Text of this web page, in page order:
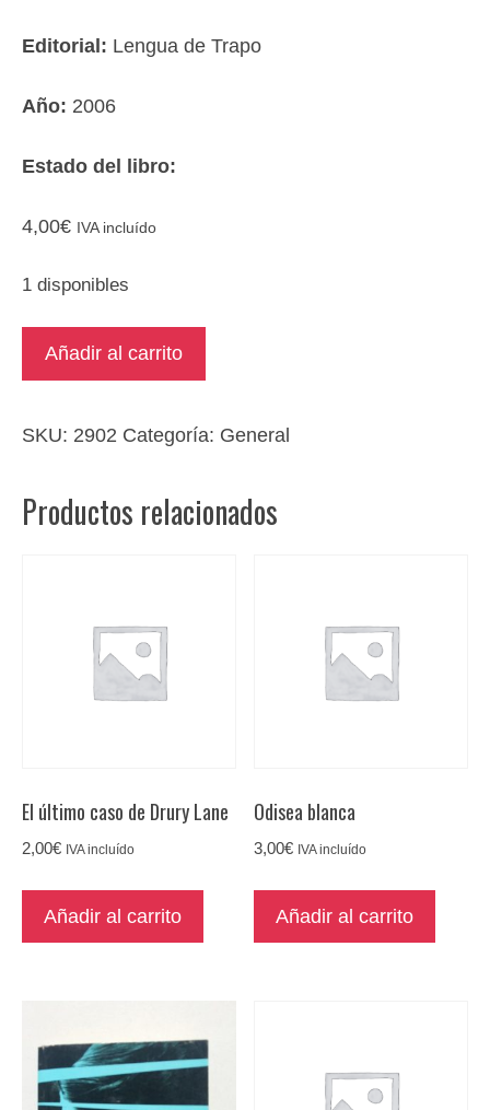
Editorial: Lengua de Trapo
Año: 2006
Estado del libro:
4,00€ IVA incluído
1 disponibles
Las
cantidad
Añadir al carrito
SKU: 2902 Categoría: General
Productos relacionados
El último caso de Drury Lane
2,00€ IVA incluído
Añadir al carrito
Odisea blanca
3,00€ IVA incluído
Añadir al carrito